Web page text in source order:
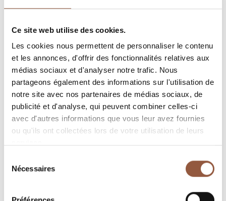
Ce site web utilise des cookies.
Les cookies nous permettent de personnaliser le contenu
et les annonces, d'offrir des fonctionnalités relatives aux
médias sociaux et d'analyser notre trafic. Nous
partageons également des informations sur l'utilisation de
notre site avec nos partenaires de médias sociaux, de
publicité et d'analyse, qui peuvent combiner celles-ci
avec d'autres informations que vous leur avez fournies
ou qu'ils ont collectées lors de votre utilisation de leurs
Nécessaires
Vin de France